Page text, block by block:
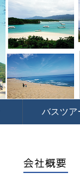
バスツア